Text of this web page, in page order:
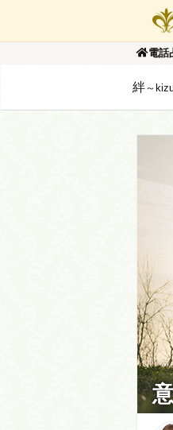
電話
絆～